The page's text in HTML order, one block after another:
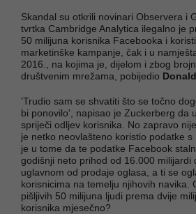
Skandal su otkrili novinari Observera i
tvrtka Cambridge Analytica ilegalno je
50 milijuna korisnika Facebooka i
marketinške kampanje, čak i u
2016., na kojima je, dijelom i zbog
društvenim mrežama, pobijedio
'Trudio sam se shvatiti što se točno
bi ponovilo', napisao je Zuckerberg da
spriječi odljev korisnika. No zapravo
je netko neovlašteno koristio podatke
je u tome da te podatke Facebook
godišnji neto prihod od 16.000 milijardi
uglavnom od prodaje oglasa, a ti se
korisnicima na temelju njihovih navika.
pišljivih 50 milijuna ljudi prema dvije
korisnika mjesečno?